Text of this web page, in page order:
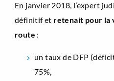
En janvier 2018, l’expert
définitif et retenait pour la
route :
un taux de DFP
75%,